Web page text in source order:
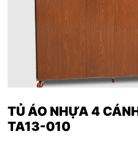
TỦ ÁO NHỰA 4
TA13-010